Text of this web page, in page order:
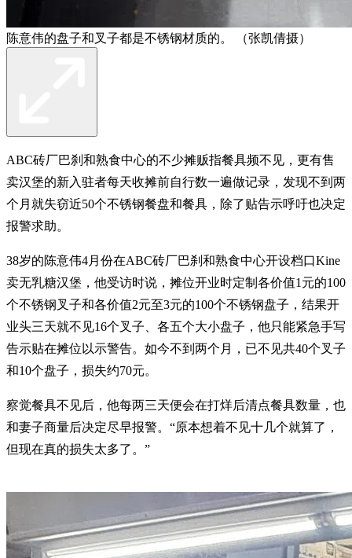
陈意伟的盘子和叉子都是不锈钢材质的。 （张凯倩摄）
ABC砖厂巴刹和熟食中心的不少摊贩指餐具频不见，更有售
卖汉堡的新入驻者每天收摊前自行数一遍做记录，发现不到两
个月就失窃近50个不锈钢餐盘和餐具，除了贴告示呼吁也决定
报警求助。
38岁的陈意伟4月份在ABC砖厂巴刹和熟食中心开设档口Kine
卖无乳糖汉堡，他受访时说，摊位开业时定制各价值1元的100
个不锈钢叉子和各价值2元至3元的100个不锈钢盘子，结果开
业头三天就不见16个叉子、各五个大小盘子，他只能紧急手写
告示贴在摊位以示警告。如今不到两个月，已不见共40个叉子
和10个盘子，损失约70元。
察觉餐具不见后，他每两三天便会在打烊后清点餐具数量，也
和妻子商量后决定尽早报警。“原本想着不见十几个就算了，
但现在真的损失太多了。”